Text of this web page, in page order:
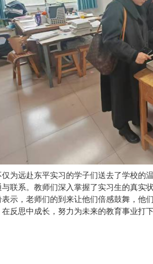
为远赴东平实习的学子们送去了学校的
联系。教师们深入掌握了实习生的真
示，老师们的到来让他们倍感鼓舞，他
反思中成长，努力为未来的教育事业打下